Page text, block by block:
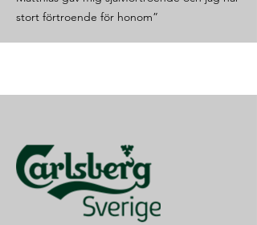
stort förtroende för honom”